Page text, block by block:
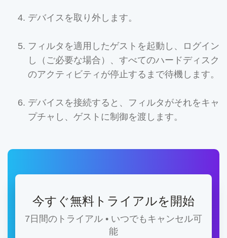
デバイスを取り外します。
フィルタを適用したゲストを起動し、ログイン
し（ご必要な場合）、すべてのハードディスク
のアクティビティが停止するまで待機します。
デバイスを接続すると、フィルタがそれをキャ
プチャし、ゲストに制御を渡します。
今すぐ無料トライアルを開始
7日間のトライアル • いつでもキャンセル可
能